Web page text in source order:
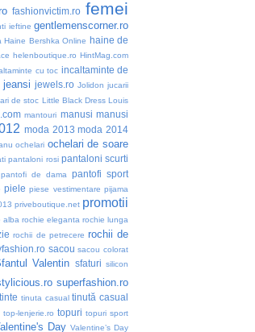
fashionvictim.ro femei
ieftine gentlemenscorner.ro
Haine Bershka Online haine de
helenboutique.ro HintMag.com
cu toc incaltaminte de
jeansi jewels.ro Jolidon jucarii
de stoc Little Black Dress Louis
mantouri manusi manusi
moda 2013 moda 2014
ochelari ochelari de soare
pantaloni rosi pantaloni scurti
pantofi de dama pantofi sport
piele piese vestimentare pijama
priveboutique.net promotii
alba rochie eleganta rochie lunga
rochii de petrecere rochii de
sacou sacou colorat
Valentin sfaturi silicon
superfashion.ro
tinte tinuta casual tinută casual
top-lenjerie.ro topuri topuri sport
Day Valentine’s Day